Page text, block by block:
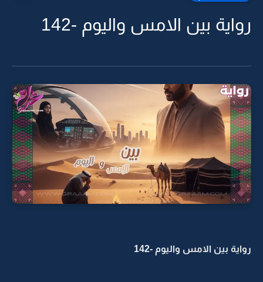
رواية بين الامس واليوم -142
رواية بين الامس واليوم -142